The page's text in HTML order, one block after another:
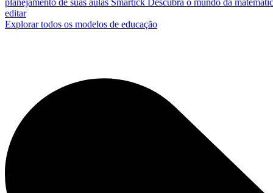
planejamento de suas aulas Smartick Descubra o mundo da
editar
Explorar todos os modelos de educação